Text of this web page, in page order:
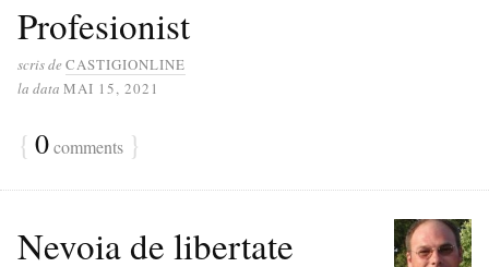
Profesionist
scris de CASTIGIONLINE
la data MAI 15, 2021
{ 0comments }
Nevoia de libertate